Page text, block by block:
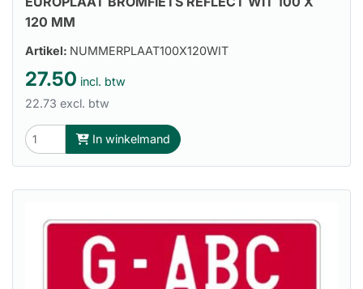
120 MM
Artikel: NUMMERPLAAT100X120WIT
27.50 incl. btw
22.73 excl. btw
In winkelmand